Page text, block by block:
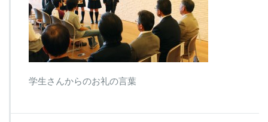
学生さんからのお礼の言葉